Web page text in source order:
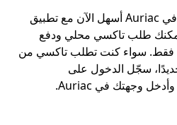
أصبح الحصول على تاكسي في Auriac أسهل الآن مع تطبيق
طلب تاكسي محلي ودفع
فقط. سواء كنت تطلب تاكسي من
سجّل الدخول على